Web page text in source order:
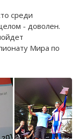
среди
- доволен.
Мира по